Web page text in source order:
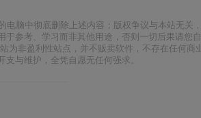
脑中彻底删除上述内容；版权争议与本站无关，
参考、学习而非其他用途，否则一切后果请您自
为非盈利性站点，并不贩卖软件，不存在任何商
与维护，全凭自愿无任何强求。